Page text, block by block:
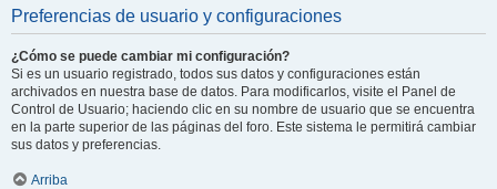
Preferencias de usuario y configuraciones
¿Cómo se puede cambiar mi configuración?
Si es un usuario registrado, todos sus datos y configuraciones están
archivados en nuestra base de datos. Para modificarlos, visite el Panel de
Control de Usuario; haciendo clic en su nombre de usuario que se encuentra
en la parte superior de las páginas del foro. Este sistema le permitirá cambiar
sus datos y preferencias.
Arriba